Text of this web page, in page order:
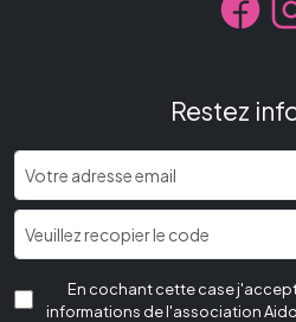
Restez
En cochant cette case
informations de l'association